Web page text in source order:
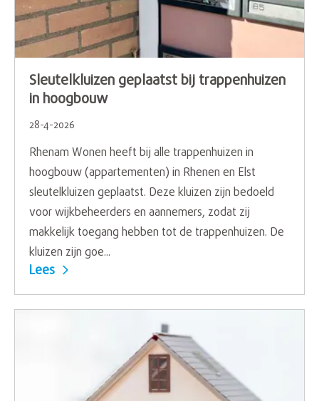
Sleutelkluizen geplaatst bij trappenhuizen
in hoogbouw
28-4-2026
Rhenam Wonen heeft bij alle trappenhuizen in
hoogbouw (appartementen) in Rhenen en Elst
sleutelkluizen geplaatst. Deze kluizen zijn bedoeld
voor wijkbeheerders en aannemers, zodat zij
makkelijk toegang hebben tot de trappenhuizen. De
kluizen zijn goe...
Lees